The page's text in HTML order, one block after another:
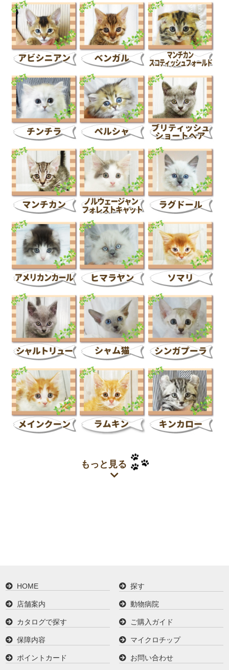
もっと見る
HOME 探す
店舗案内 動物病院
カタログで探す ご購入ガイド
保障内容 マイクロチップ
ポイントカード お問い合わせ